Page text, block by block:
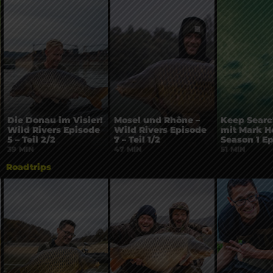
39 MIN
Die Donau im Visier!
Wild Rivers Episode
5 – Teil 2/2
47 MIN
Mosel und Rhône –
Wild Rivers Episode
7 – Teil 1/2
51 MIN
Keep
mit Mark
Season 1
Roadtrips